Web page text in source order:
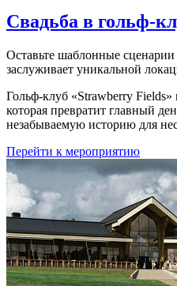
Свадьба в гольф-
Оставьте шаблонные
заслуживает уникальной
Гольф-клуб «Strawberry
которая превратит главный
незабываемую историю для
Перейти к мероприятию